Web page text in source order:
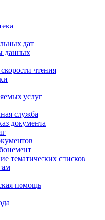
дат
данных
чтения
услуг
служба
документа
тематических списков
помощь